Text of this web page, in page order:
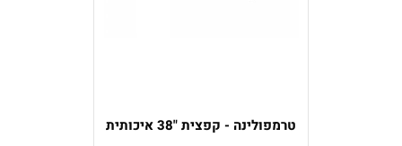
טרמפולינה - קפצית "38 איכותית